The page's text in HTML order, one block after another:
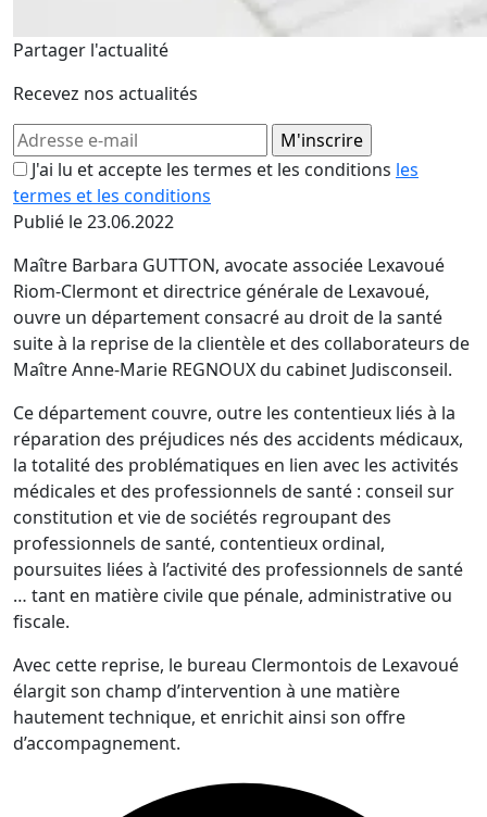
Publié le 23.06.2022
Maître Barbara GUTTON, avocate associée Lexavoué
Riom-Clermont et directrice générale de Lexavoué,
ouvre un département consacré au droit de la santé
suite à la reprise de la clientèle et des collaborateurs de
Maître Anne-Marie REGNOUX du cabinet Judisconseil.
Ce département couvre, outre les contentieux liés à la
réparation des préjudices nés des accidents médicaux,
la totalité des problématiques en lien avec les activités
médicales et des professionnels de santé : conseil sur
constitution et vie de sociétés regroupant des
professionnels de santé, contentieux ordinal,
poursuites liées à l’activité des professionnels de santé
… tant en matière civile que pénale, administrative ou
fiscale.
Avec cette reprise, le bureau Clermontois de Lexavoué
élargit son champ d’intervention à une matière
hautement technique, et enrichit ainsi son offre
d’accompagnement.
Partager l'actualité
Recevez nos actualités
J'ai lu et accepte les termes et les conditions les
termes et les conditions